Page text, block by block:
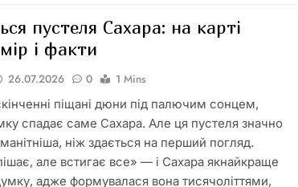
пустеля Сахара: на карті
і факти
26.07.2026 0
1 Mins
піщані дюни під палючим сонцем,
спадає саме Сахара. Але ця пустеля значно
ніж здається на перший погляд.
але встигає все» — і Сахара якнайкраще
адже формувалася вона тисячоліттями,